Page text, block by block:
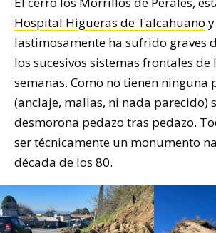
Hospital Higueras de Talcahuano y
lastimosamente ha sufrido graves
los sucesivos sistemas frontales
semanas. Como no tienen ninguna
(anclaje, mallas, ni nada parecido)
desmorona pedazo tras pedazo.
ser técnicamente un monumento
década de los 80.